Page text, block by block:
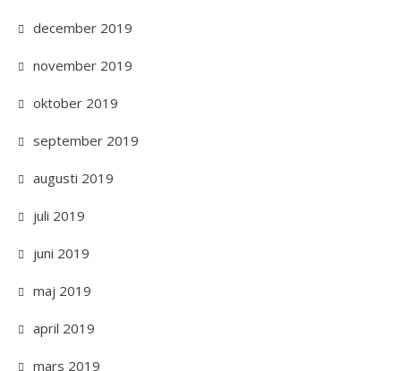
december 2019
november 2019
oktober 2019
september 2019
augusti 2019
juli 2019
juni 2019
maj 2019
april 2019
mars 2019